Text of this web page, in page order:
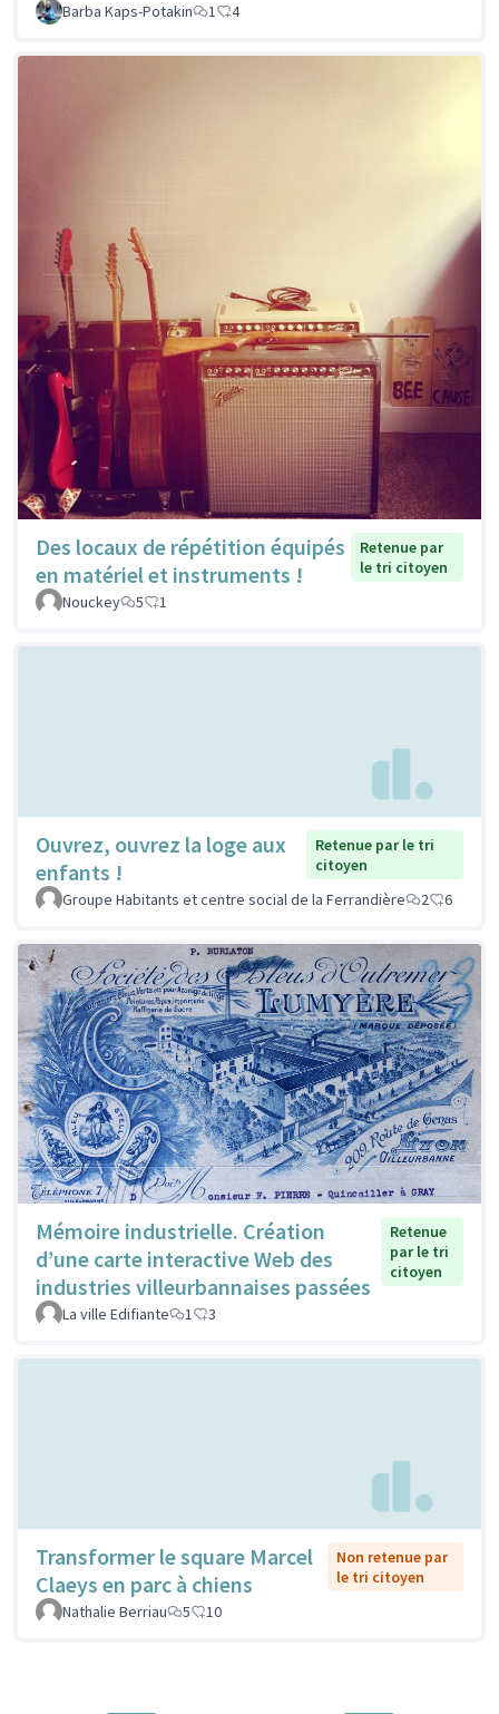
Barba Kaps-Potakin 1 4
Des locaux de répétition équipés
en matériel et instruments !
Retenue par
le tri citoyen
Nouckey
5 1
Ouvrez, ouvrez la loge aux
enfants !
Retenue par le tri
citoyen
Groupe Habitants et centre social de la Ferrandière
2 6
Mémoire industrielle. Création
d’une carte interactive Web des
industries villeurbannaises passées
Retenue
par le tri
citoyen
La ville Edifiante 1 3
Transformer le square Marcel
Claeys en parc à chiens
Non retenue par
le tri citoyen
Nathalie Berriau
5 10